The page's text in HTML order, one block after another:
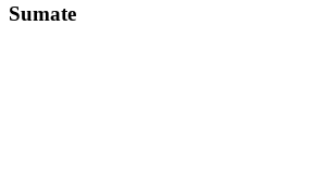
Sumate